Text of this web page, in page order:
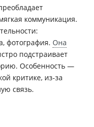
коммуникация.
фотография. Она
подстраивает
Особенность —
критике, из-за
связь.